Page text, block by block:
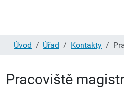
Úvod Úřad Kontakty
Pracoviště